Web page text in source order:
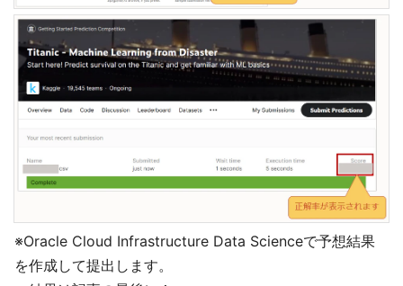
※Oracle Cloud Infrastructure Data Scienceで予想結果
を作成して提出します。